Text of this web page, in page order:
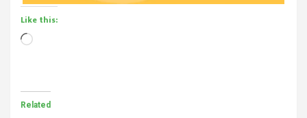
Like this:
Loading…
Related